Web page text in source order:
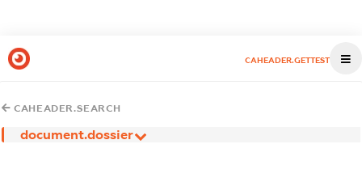
CAHEADER.GETTEST
CAHEADER.SEARCH
document.dossier